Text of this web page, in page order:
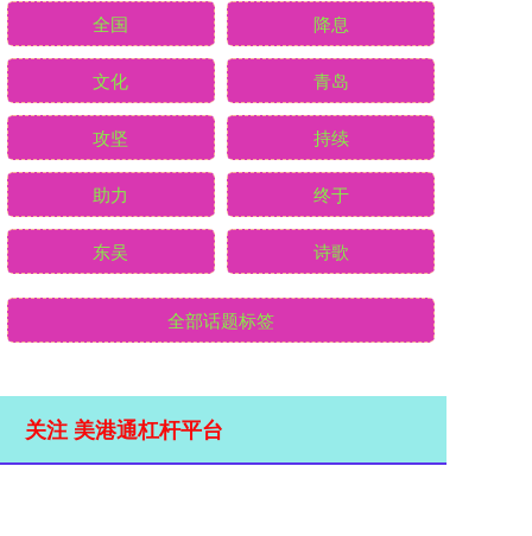
全国 降息
文化 青岛
攻坚 持续
助力 终于
东吴 诗歌
全部话题标签
关注 美港通杠杆平台